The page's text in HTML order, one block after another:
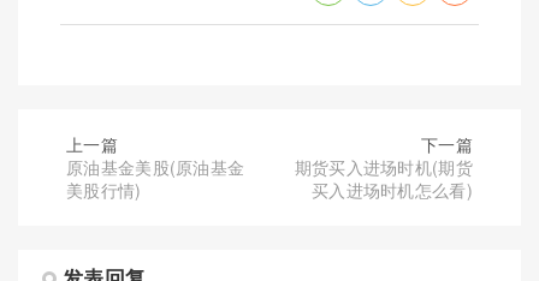
上一篇
原油基金美股(原油基金
美股行情)
下一篇
期货买入进场时机(期货
买入进场时机怎么看)